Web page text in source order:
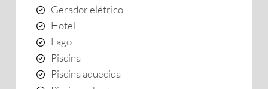
Gerador elétrico
Hotel
Lago
Piscina
Piscina aquecida